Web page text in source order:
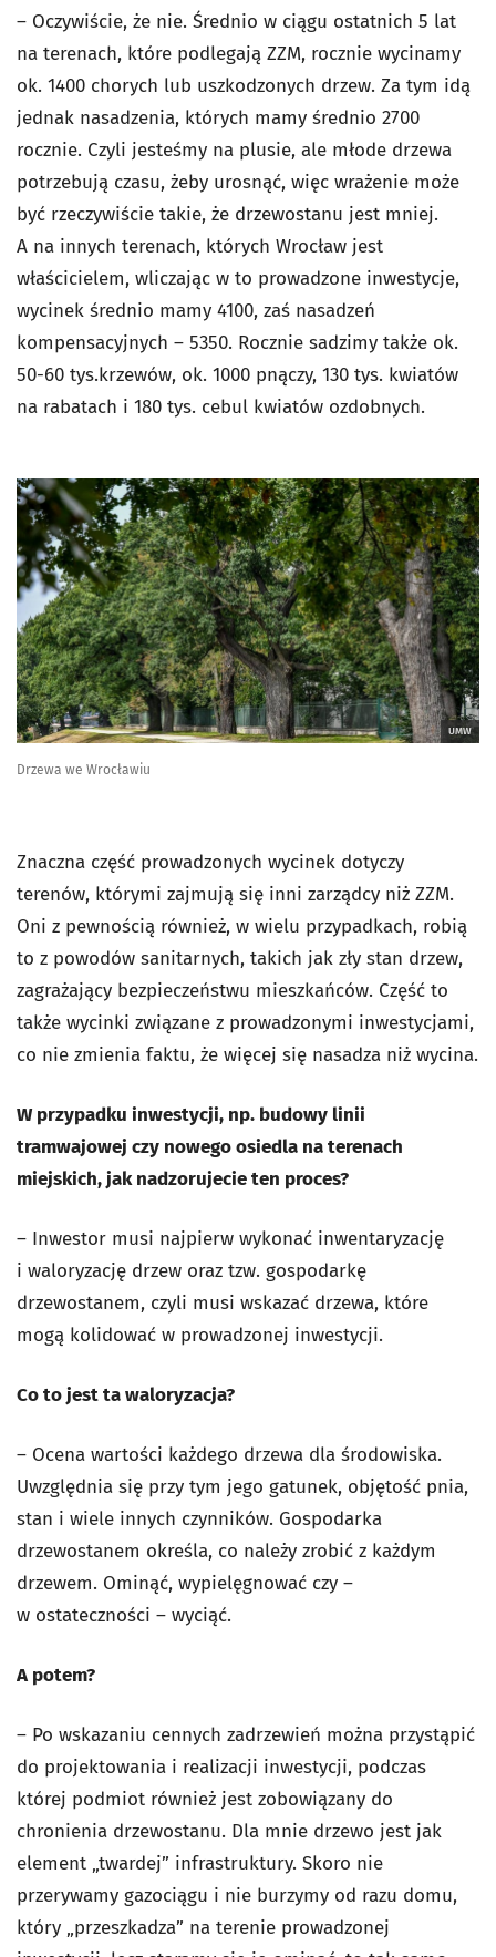
– Oczywiście, że nie. Średnio w ciągu ostatnich 5 lat
na terenach, które podlegają ZZM, rocznie wycinamy
ok. 1400 chorych lub uszkodzonych drzew. Za tym idą
jednak nasadzenia, których mamy średnio 2700
rocznie. Czyli jesteśmy na plusie, ale młode drzewa
potrzebują czasu, żeby urosnąć, więc wrażenie może
być rzeczywiście takie, że drzewostanu jest mniej.
A na innych terenach, których Wrocław jest
właścicielem, wliczając w to prowadzone inwestycje,
wycinek średnio mamy 4100, zaś nasadzeń
kompensacyjnych – 5350. Rocznie sadzimy także ok.
50-60 tys.krzewów, ok. 1000 pnączy, 130 tys. kwiatów
na rabatach i 180 tys. cebul kwiatów ozdobnych.
UMW
Drzewa we Wrocławiu
Znaczna część prowadzonych wycinek dotyczy
terenów, którymi zajmują się inni zarządcy niż ZZM.
Oni z pewnością również, w wielu przypadkach, robią
to z powodów sanitarnych, takich jak zły stan drzew,
zagrażający bezpieczeństwu mieszkańców. Część to
także wycinki związane z prowadzonymi inwestycjami,
co nie zmienia faktu, że więcej się nasadza niż wycina.
W przypadku inwestycji, np. budowy linii
tramwajowej czy nowego osiedla na terenach
miejskich, jak nadzorujecie ten proces?
– Inwestor musi najpierw wykonać inwentaryzację
i waloryzację drzew oraz tzw. gospodarkę
drzewostanem, czyli musi wskazać drzewa, które
mogą kolidować w prowadzonej inwestycji.
Co to jest ta waloryzacja?
– Ocena wartości każdego drzewa dla środowiska.
Uwzględnia się przy tym jego gatunek, objętość pnia,
stan i wiele innych czynników. Gospodarka
drzewostanem określa, co należy zrobić z każdym
drzewem. Ominąć, wypielęgnować czy –
w ostateczności – wyciąć.
A potem?
– Po wskazaniu cennych zadrzewień można przystąpić
do projektowania i realizacji inwestycji, podczas
której podmiot również jest zobowiązany do
chronienia drzewostanu. Dla mnie drzewo jest jak
element „twardej” infrastruktury. Skoro nie
przerywamy gazociągu i nie burzymy od razu domu,
który „przeszkadza” na terenie prowadzonej